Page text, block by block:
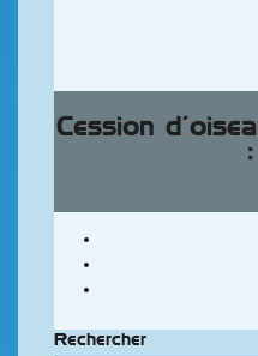
Cession
:
Rechercher